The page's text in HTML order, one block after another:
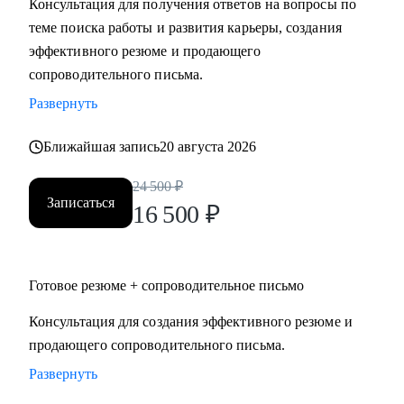
Кому могу помочь:
• карьерного консультирования
• продаж
• маркетинга
• аналитики
• финансов
• логистики
Я помогу вам, даже если вы:
• несколько лет не работали;
Консультация для получения ответов на вопросы по
теме поиска работы и развития карьеры, создания
эффективного резюме и продающего
сопроводительного письма.
Развернуть
Ближайшая запись20 августа 2026
Записаться
24 500 ₽
16 500 ₽
Готовое резюме + сопроводительное письмо
Консультация для создания эффективного резюме и
продающего сопроводительного письма.
Развернуть